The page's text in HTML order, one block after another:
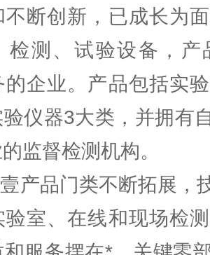
不断创新，已成长为
检测、试验设备，
的企业。产品包括实
仪器3大类，并拥有
监督检测机构。
产品门类不断拓展，
验室、在线和现场检